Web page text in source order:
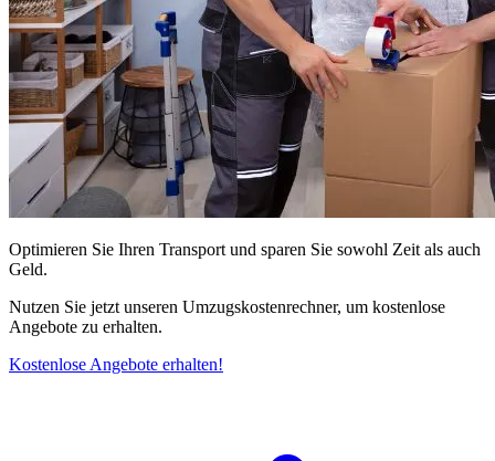
Optimieren Sie Ihren Transport und sparen Sie sowohl Zeit als auch
Geld.
Nutzen Sie jetzt unseren Umzugskostenrechner, um kostenlose
Angebote zu erhalten.
Kostenlose Angebote erhalten!